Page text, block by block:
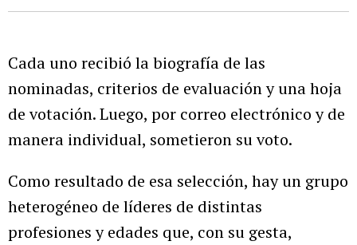
Cada uno recibió la biografía de las
nominadas, criterios de evaluación y una hoja
de votación. Luego, por correo electrónico y de
manera individual, sometieron su voto.
Como resultado de esa selección, hay un grupo
heterogéneo de líderes de distintas
profesiones y edades que, con su gesta,